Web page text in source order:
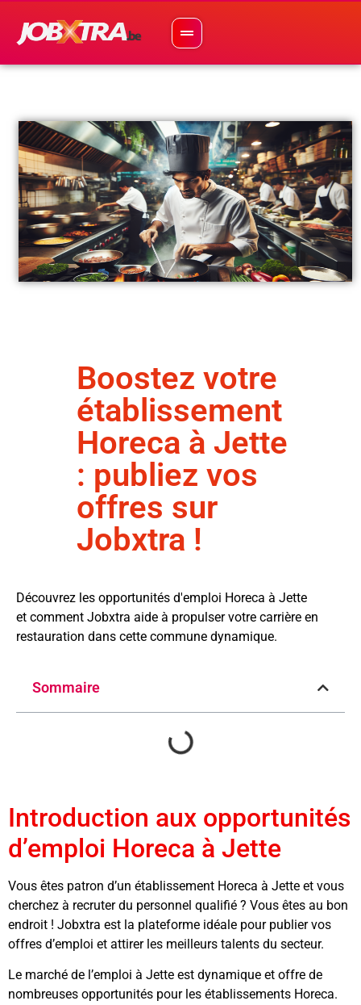
Boostez votre
établissement
Horeca à Jette
: publiez vos
offres sur
Jobxtra !
Découvrez les opportunités d'emploi Horeca à Jette
et comment Jobxtra aide à propulser votre carrière en
restauration dans cette commune dynamique.
Sommaire
Introduction aux opportunités
d’emploi Horeca à Jette
Vous êtes patron d’un établissement Horeca à Jette et vous
cherchez à recruter du personnel qualifié ? Vous êtes au bon
endroit ! Jobxtra est la plateforme idéale pour publier vos
offres d’emploi et attirer les meilleurs talents du secteur.
Le marché de l’emploi à Jette est dynamique et offre de
nombreuses opportunités pour les établissements Horeca.